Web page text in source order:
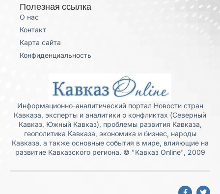
Полезная ссылка
О нас
Контакт
Карта сайта
Конфиденциальность
Информационно-аналитический портал Новости стран
Кавказа, эксперты и аналитики о конфликтах (Северный
Кавказ, Южный Кавказ), проблемы развития Кавказа,
геополитика Кавказа, экономика и бизнес, народы
Кавказа, а также основные события в мире, влияющие на
развитие Кавказского региона. © "Кавказ Online", 2009